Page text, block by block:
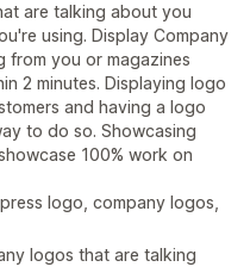
are talking about you
using. Display Company
from you or magazines
2 minutes. Displaying logo
and having a logo
to do so. Showcasing
100% work on
logo, company logos,
logos that are talking